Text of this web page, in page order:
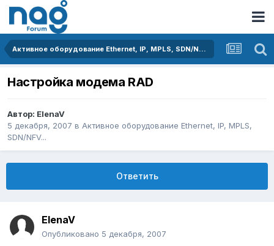
Активное оборудование Ethernet, IP, MPLS, SDN/NFV...
Настройка модема RAD
Автор: ElenaV
5 декабря, 2007 в Активное оборудование Ethernet, IP, MPLS,
SDN/NFV...
Ответить
ElenaV
Опубликовано 5 декабря, 2007